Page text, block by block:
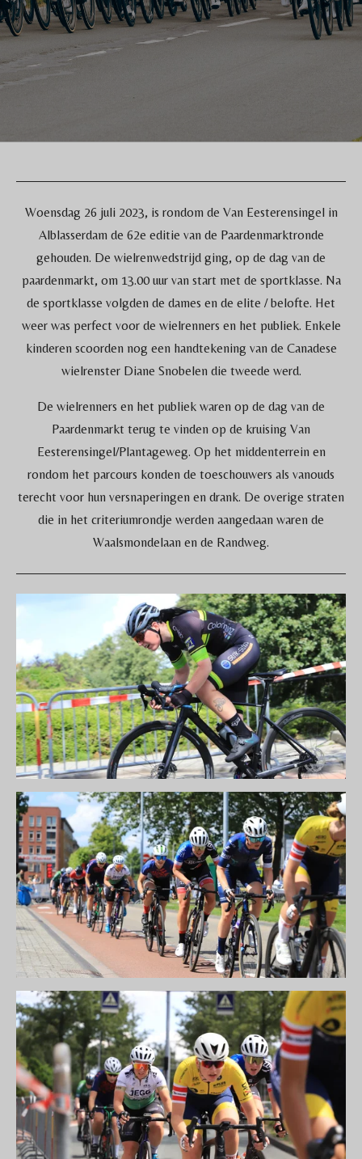
Woensdag 26 juli 2023, is rondom de Van Eesterensingel in
Alblasserdam de 62e editie van de Paardenmarktronde
gehouden. De wielrenwedstrijd ging, op de dag van de
paardenmarkt, om 13.00 uur van start met de sportklasse. Na
de sportklasse volgden de dames en de elite / belofte. Het
weer was perfect voor de wielrenners en het publiek. Enkele
kinderen scoorden nog een handtekening van de Canadese
wielrenster Diane Snobelen die tweede werd.
De wielrenners en het publiek waren op de dag van de
Paardenmarkt terug te vinden op de kruising Van
Eesterensingel/Plantageweg. Op het middenterrein en
rondom het parcours konden de toeschouwers als vanouds
terecht voor hun versnaperingen en drank. De overige straten
die in het criteriumrondje werden aangedaan waren de
Waalsmondelaan en de Randweg.